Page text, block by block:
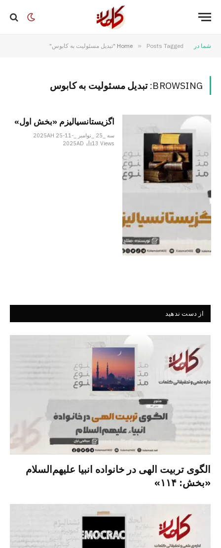
شما در Home » Posts Tagged "تبدیل مسئولیت به کابوس"
BROWSING: تبدیل مسئولیت به کابوس
اگزیستانسیالیزم «بخش اول»
سه _25 _نوامبر _2025AH 25-11-
2025AD
13Views
از دست ندهید
الگوی تربیت الهی در خانواده انبیا‌‌ علیهم‌السلام
«بخش: ۱۱۴»